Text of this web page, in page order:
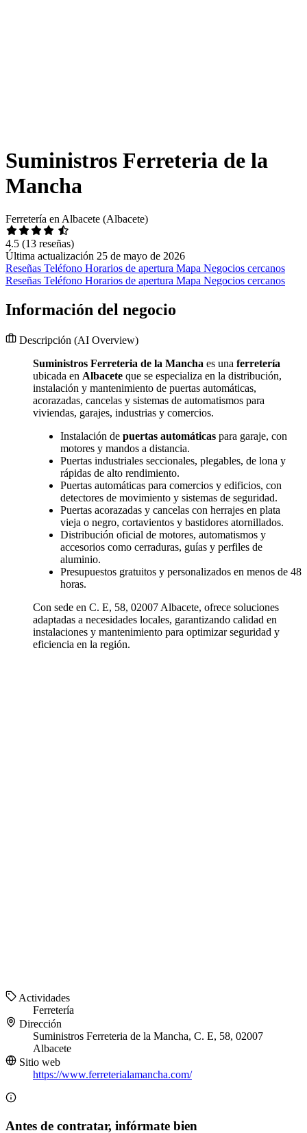
Suministros Ferreteria de la
Mancha
Ferretería en Albacete (Albacete)
4.5 (13 reseñas)
Última actualización 25 de mayo de 2026
Reseñas Teléfono Horarios de apertura Mapa Negocios cercanos
Reseñas Teléfono Horarios de apertura Mapa Negocios cercanos
Información del negocio
Descripción (AI Overview)
Suministros Ferreteria de la Mancha es una ferretería
ubicada en Albacete que se especializa en la distribución,
instalación y mantenimiento de puertas automáticas,
acorazadas, cancelas y sistemas de automatismos para
viviendas, garajes, industrias y comercios.
Instalación de puertas automáticas para garaje, con
motores y mandos a distancia.
Puertas industriales seccionales, plegables, de lona y
rápidas de alto rendimiento.
Puertas automáticas para comercios y edificios, con
detectores de movimiento y sistemas de seguridad.
Puertas acorazadas y cancelas con herrajes en plata
vieja o negro, cortavientos y bastidores atornillados.
Distribución oficial de motores, automatismos y
accesorios como cerraduras, guías y perfiles de
aluminio.
Presupuestos gratuitos y personalizados en menos de 48
horas.
Con sede en C. E, 58, 02007 Albacete, ofrece soluciones
adaptadas a necesidades locales, garantizando calidad en
instalaciones y mantenimiento para optimizar seguridad y
eficiencia en la región.
Actividades
Ferretería
Dirección
Suministros Ferreteria de la Mancha, C. E, 58, 02007
Albacete
Sitio web
https://www.ferreterialamancha.com/
Antes de contratar, infórmate bien